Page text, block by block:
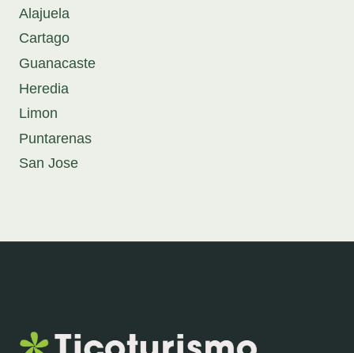
Alajuela
Cartago
Guanacaste
Heredia
Limon
Puntarenas
San Jose